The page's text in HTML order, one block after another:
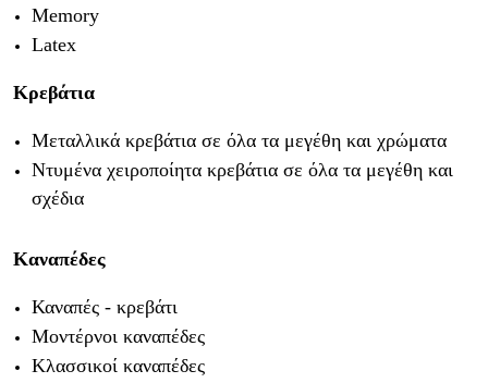
Memory
Latex
Κρεβάτια
Μεταλλικά κρεβάτια σε όλα τα μεγέθη και χρώματα
Ντυμένα χειροποίητα κρεβάτια σε όλα τα μεγέθη και
σχέδια
Καναπέδες
Καναπές - κρεβάτι
Μοντέρνοι καναπέδες
Κλασσικοί καναπέδες